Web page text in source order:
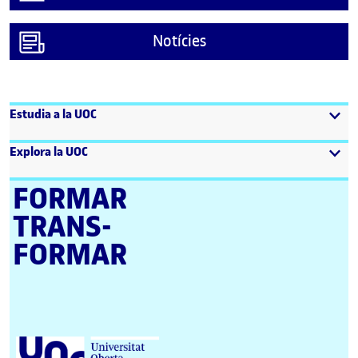
Notícies
Estudia a la UOC
Explora la UOC
FORMAR
TRANS­
FORMAR
Universitat Oberta de Catalunya (UOC)